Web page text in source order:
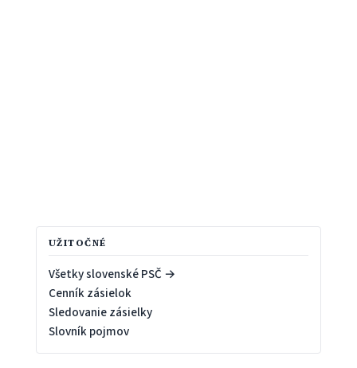
UŽITOČNÉ
Všetky slovenské PSČ →
Cenník zásielok
Sledovanie zásielky
Slovník pojmov